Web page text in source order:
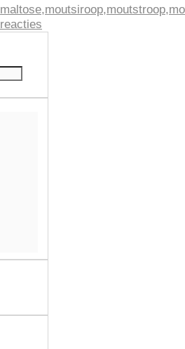
maltose,moutsiroop,moutstroop,
reacties